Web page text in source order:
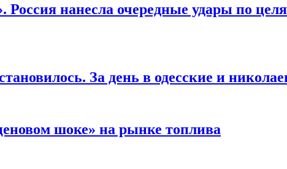
Россия нанесла очередные удары по
За день в одесские и
шоке» на рынке топлива